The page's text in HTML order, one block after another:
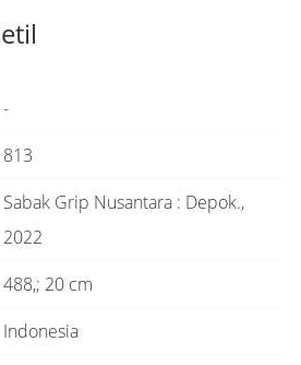
-
813
Sabak Grip Nusantara : Depok.,
2022
488,; 20 cm
Indonesia